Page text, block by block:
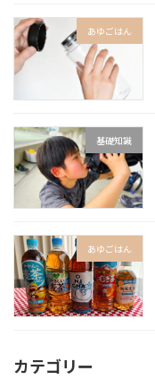
あゆごはん
基礎知識
あゆごはん
カテゴリー